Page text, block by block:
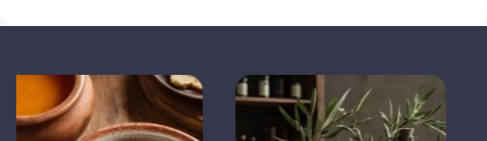
Бесплатная
аренда
кофемашины
Как
резать
лук